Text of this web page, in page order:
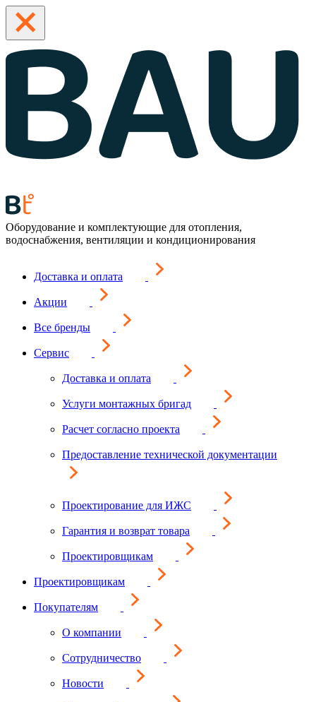
Оборудование и комплектующие для отопления,
водоснабжения, вентиляции и кондиционирования
Доставка и оплата
Акции
Все бренды
Сервис
Доставка и оплата
Услуги монтажных бригад
Расчет согласно проекта
Предоставление технической документации
Проектирование для ИЖС
Гарантия и возврат товара
Проектировщикам
Проектировщикам
Покупателям
О компании
Сотрудничество
Новости